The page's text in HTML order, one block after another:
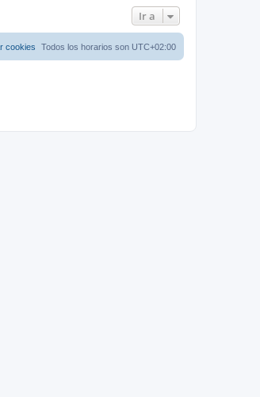
Ir a
Todos los horarios son UTC+02:00
cookies